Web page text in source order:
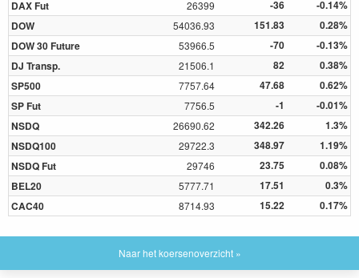
DAX Fut
26399 -36
-0.14%
DOW
54036.93 151.83
0.28%
DOW 30 Future
53966.5 -70
-0.13%
DJ Transp.
21506.1 82
0.38%
SP500
7757.64 47.68
0.62%
SP Fut
7756.5 -1
-0.01%
NSDQ
26690.62 342.26
1.3%
NSDQ100
29722.3 348.97
1.19%
NSDQ Fut
29746 23.75
0.08%
BEL20
5777.71 17.51
0.3%
CAC40
8714.93 15.22 0.17%
Naar het koersenoverzicht »